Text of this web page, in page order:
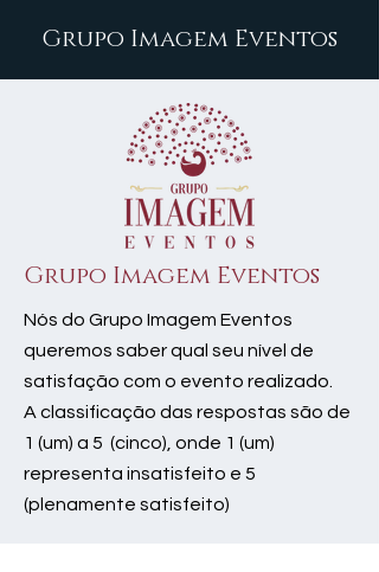
Grupo Imagem Eventos
Grupo Imagem Eventos
Nós do Grupo Imagem Eventos
queremos saber qual seu nível de
satisfação com o evento realizado.
A classificação das respostas são de
1 (um) a 5 (cinco), onde 1 (um)
representa insatisfeito e 5
(plenamente satisfeito)